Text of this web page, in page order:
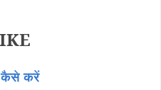
कैसे करें